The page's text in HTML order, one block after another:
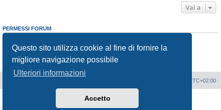
Questo sito utilizza cookie al fine di fornire la
migliore navigazione possibile
Ulteriori informazioni
Accetto
Vai a
PERMESSI FORUM
Non puoi
rispondere negli argomenti
Non puoimodificare i tuoi messaggi
Non puoi cancellare i tuoi messaggi
Non puoi
inviare allegati
UTC+02:00
phpBB® Forum Software © phpBB Limited
phpBB-Italia.it